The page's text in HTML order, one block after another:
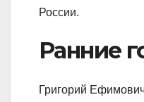
России.
Ранние
Григорий